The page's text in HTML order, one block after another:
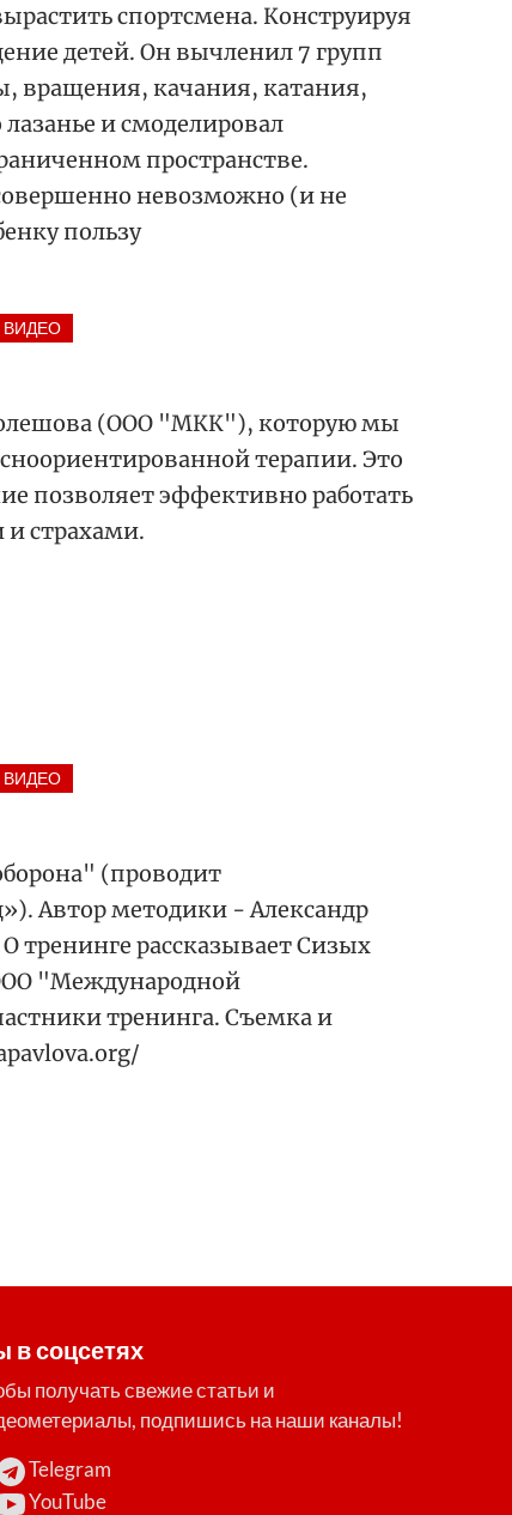
спортсмена. Конструируя
детей. Он вычленил 7 групп
вращения, качания, катания,
и смоделировал
пространстве.
невозможно (и не
пользу
ВИДЕО
(ООО "МКК"), которую мы
терапии. Это
позволяет эффективно работать
страхами.
ВИДЕО
(проводит
Автор методики - Александр
рассказывает Сизых
"Международной
тренинга. Съемка и
в соцсетях
получать свежие статьи и
подпишись на наши каналы!
Telegram
YouTube